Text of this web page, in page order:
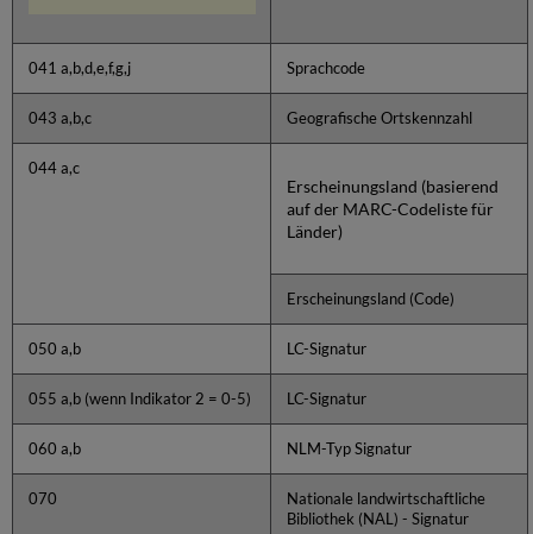
041 a,b,d,e,f,g,j Sprachcode
043 a,b,c Geografische Ortskennzahl
044 a,c
Erscheinungsland (basierend
auf der MARC-Codeliste für
Länder)
Erscheinungsland (Code)
050 a,b LC-Signatur
055 a,b (wenn Indikator 2 = 0-5) LC-Signatur
060 a,b NLM-Typ Signatur
070
Nationale landwirtschaftliche
Bibliothek (NAL) - Signatur